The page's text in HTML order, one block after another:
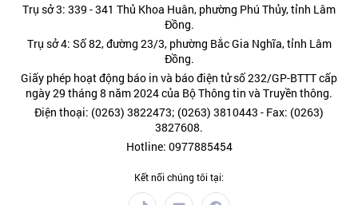
Trụ sở 3: 339 - 341 Thủ Khoa Huân, phường Phú Thủy, tỉnh Lâm
Đồng.
Trụ sở 4: Số 82, đường 23/3, phường Bắc Gia Nghĩa, tỉnh Lâm
Đồng.
Giấy phép hoạt động báo in và báo điện tử số 232/GP-BTTT cấp
ngày 29 tháng 8 năm 2024 của Bộ Thông tin và Truyền thông.
Điện thoại: (0263) 3822473; (0263) 3810443 - Fax: (0263)
3827608.
Hotline: 0977885454
Kết nối chúng tôi tại: